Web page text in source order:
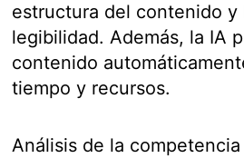
estructura del contenido y
legibilidad. Además, la IA
contenido
tiempo y recursos.
Análisis de la competencia